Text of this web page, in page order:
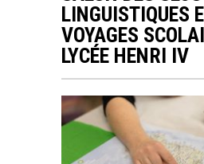
LINGUISTIQUES
VOYAGES
LYCÉE HENRI IV